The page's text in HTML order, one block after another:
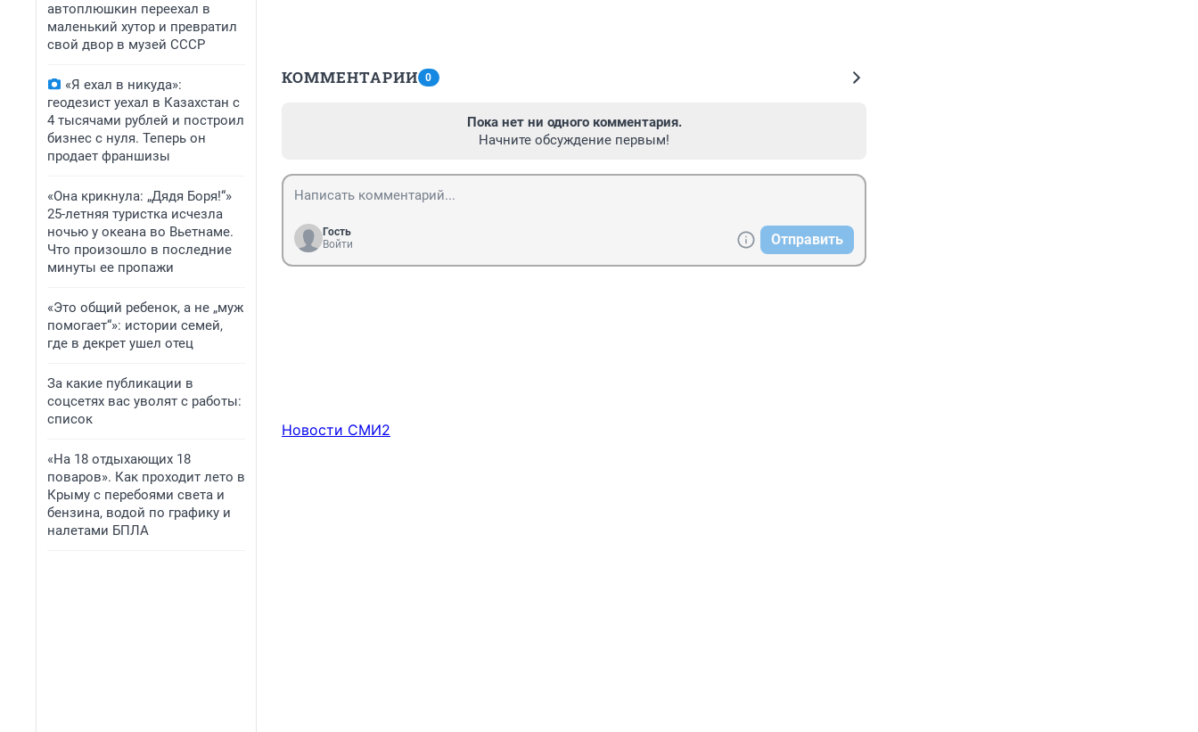
автоплюшкин переехал в
маленький хутор и превратил
свой двор в музей СССР
«Я ехал в никуда»:
геодезист уехал в Казахстан с
4 тысячами рублей и построил
бизнес с нуля. Теперь он
продает франшизы
«Она крикнула: „Дядя Боря!“»
25-летняя туристка исчезла
ночью у океана во Вьетнаме.
Что произошло в последние
минуты ее пропажи
«Это общий ребенок, а не „муж
помогает“»: истории семей,
где в декрет ушел отец
За какие публикации в
соцсетях вас уволят с работы:
список
«На 18 отдыхающих 18
поваров». Как проходит лето в
Крыму с перебоями света и
бензина, водой по графику и
налетами БПЛА
КОММЕНТАРИИ 0
Пока нет ни одного комментария.
Начните обсуждение первым!
Гость
Войти
Отправить
Новости СМИ2